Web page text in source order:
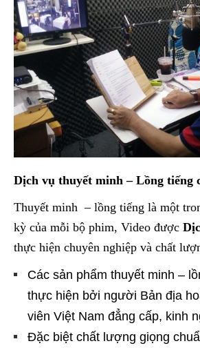
Dịch vụ thuyết minh – Lồng tiếng
Thuyết minh – lồng tiếng là một
kỳ của mỗi bộ phim, Video được
thực hiện chuyên nghiệp và chất
Các sản phẩm thuyết minh –
thực hiện bởi người Bản địa
viên Việt Nam đẳng cấp, kinh
Đặc biệt chất lượng giọng